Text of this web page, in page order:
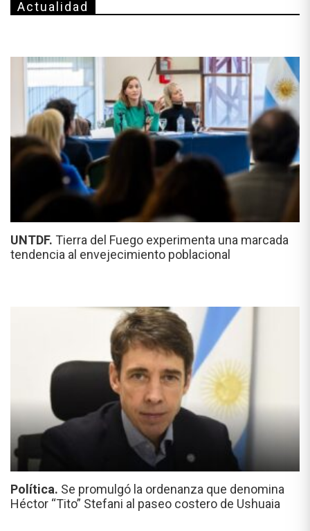
Actualidad
UNTDF. Tierra del Fuego experimenta una marcada
tendencia al envejecimiento poblacional
Política. Se promulgó la ordenanza que denomina
Héctor “Tito” Stefani al paseo costero de Ushuaia